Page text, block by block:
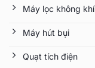
Máy lọc không khí
Máy hút bụi
Quạt tích điện